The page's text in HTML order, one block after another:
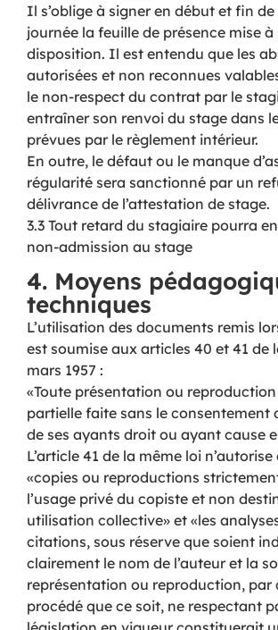
Il s’oblige à signer en début et fin
journée la feuille de présence mise à
disposition. Il est entendu que les
autorisées et non reconnues
le non-respect du contrat par le
entraîner son renvoi du stage dans
prévues par le règlement intérieur.
En outre, le défaut ou le manque
régularité sera sanctionné par un
délivrance de l’attestation de stage.
3.3 Tout retard du stagiaire pourra
non-admission au stage
4. Moyens
techniques
L’utilisation des documents remis
est soumise aux articles 40 et 41 de
mars 1957 :
«Toute présentation ou
partielle faite sans le consentement
de ses ayants droit ou ayant cause
L’article 41 de la même loi n’autorise
«copies ou reproductions
l’usage privé du copiste et non
utilisation collective» et «les
citations, sous réserve que soient
clairement le nom de l’auteur et la
représentation ou reproduction, par
procédé que ce soit, ne respectant